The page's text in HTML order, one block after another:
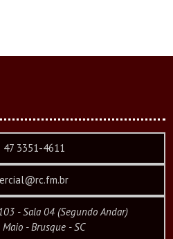
47 3351-4611
- Sala 04 (Segundo Andar)
- Brusque - SC